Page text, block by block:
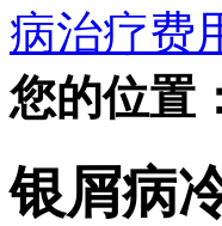
病治疗费
您的位置
银屑病